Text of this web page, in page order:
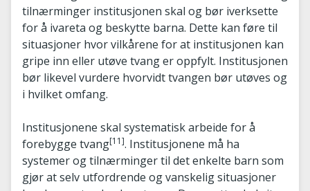
tilnærminger institusjonen skal og bør iverksette
for å ivareta og beskytte barna. Dette kan føre til
situasjoner hvor vilkårene for at institusjonen kan
gripe inn eller utøve tvang er oppfylt. Institusjonen
bør likevel vurdere hvorvidt tvangen bør utøves og
i hvilket omfang.
Institusjonene skal systematisk arbeide for å
forebygge tvang[11]. Institusjonene må ha
systemer og tilnærminger til det enkelte barn som
gjør at selv utfordrende og vanskelig situasjoner